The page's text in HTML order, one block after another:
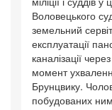
Воловецького
земельний
експлуатації
каналізації
момент
Брунцвику.
побудованих ним